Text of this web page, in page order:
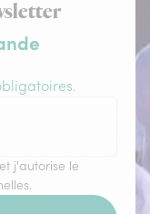
et j'autorise le